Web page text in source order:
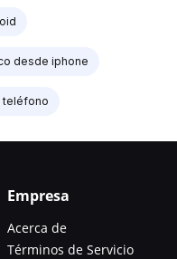
desde iphone
teléfono
Empresa
Acerca de
Términos de Servicio